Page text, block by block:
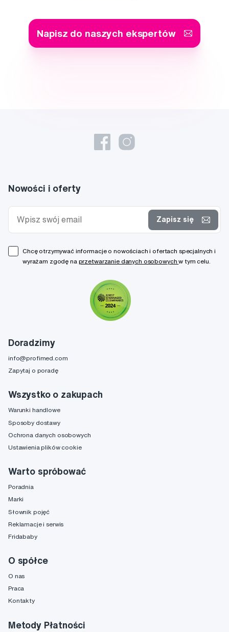
Napisz do naszych ekspertów
Doradzimy
info@profimed.com
Zapytaj o poradę
Wszystko o zakupach
Warunki handlowe
Sposoby dostawy
Ochrona danych osobowych
Ustawienia plików cookie
Warto spróbować
Poradnia
Marki
Słownik pojęć
Reklamacje i serwis
Fridababy
O spółce
O nas
Praca
Kontakty
Metody Płatności
Nowości i oferty
Zapisz się
Chcę otrzymywać informacje o nowościach i ofertach specjalnych i
wyrażam zgodę na przetwarzanie danych osobowychw tym celu.